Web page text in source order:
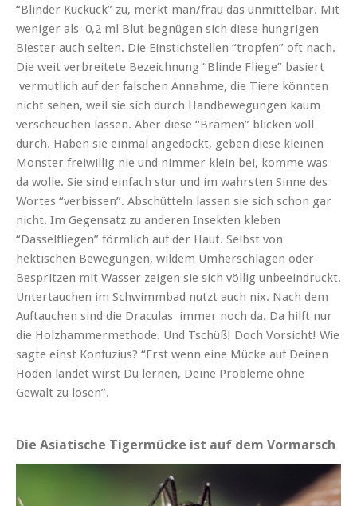
“Blinder Kuckuck” zu, merkt man/frau das unmittelbar. Mit
weniger als 0,2 ml Blut begnügen sich diese hungrigen
Biester auch selten. Die Einstichstellen “tropfen” oft nach.
Die weit verbreitete Bezeichnung “Blinde Fliege” basiert
vermutlich auf der falschen Annahme, die Tiere könnten
nicht sehen, weil sie sich durch Handbewegungen kaum
verscheuchen lassen. Aber diese “Brämen” blicken voll
durch. Haben sie einmal angedockt, geben diese kleinen
Monster freiwillig nie und nimmer klein bei, komme was
da wolle. Sie sind einfach stur und im wahrsten Sinne des
Wortes “verbissen”. Abschütteln lassen sie sich schon gar
nicht. Im Gegensatz zu anderen Insekten kleben
“Dasselfliegen” förmlich auf der Haut. Selbst von
hektischen Bewegungen, wildem Umherschlagen oder
Bespritzen mit Wasser zeigen sie sich völlig unbeeindruckt.
Untertauchen im Schwimmbad nutzt auch nix. Nach dem
Auftauchen sind die Draculas immer noch da. Da hilft nur
die Holzhammermethode. Und Tschüß! Doch Vorsicht! Wie
sagte einst Konfuzius? “Erst wenn eine Mücke auf Deinen
Hoden landet wirst Du lernen, Deine Probleme ohne
Gewalt zu lösen”.
Die Asiatische Tigermücke ist auf dem Vormarsch